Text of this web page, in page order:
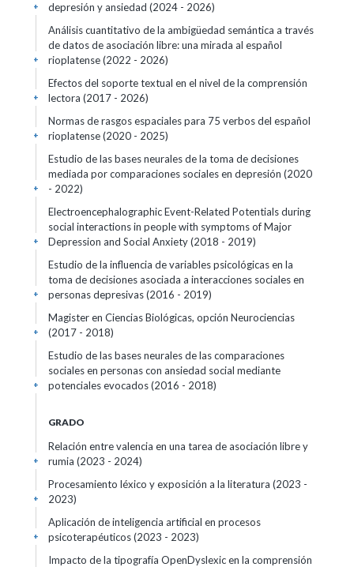
depresión y ansiedad (2024 - 2026)
+
Análisis cuantitativo de la ambigüedad semántica a través
de datos de asociación libre: una mirada al español
rioplatense(2022 - 2026)
+
Efectos del soporte textual en el nivel de la comprensión
lectora (2017 - 2026)
+
Normas de rasgos espaciales para 75 verbos del español
rioplatense(2020 - 2025)
+
Estudio de las bases neurales de la toma de decisiones
mediada por comparaciones sociales en depresión (2020
- 2022)
+
Electroencephalographic Event-Related Potentials during
social interactions in people with symptoms of Major
Depression and Social Anxiety(2018 - 2019)
+
Estudio de la influencia de variables psicológicas en la
toma de decisiones asociada a interacciones sociales en
personas depresivas(2016 - 2019)
+
Magister en Ciencias Biológicas, opción Neurociencias
(2017 - 2018)
+
Estudio de las bases neurales de las comparaciones
sociales en personas con ansiedad social mediante
potenciales evocados(2016 - 2018)
+
GRADO
Relación entre valencia en una tarea de asociación libre y
rumia (2023 - 2024)
+
Procesamiento léxico y exposición a la literatura (2023 -
2023)
+
Aplicación de inteligencia artificial en procesos
psicoterapéuticos(2023 - 2023)
+
Impacto de la tipografía OpenDyslexic en la comprensión